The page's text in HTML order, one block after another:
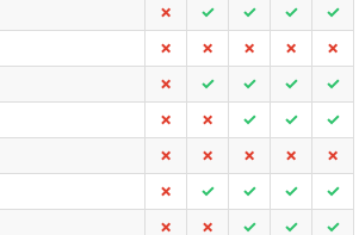
✗ ✓ ✓ ✓
✓
✗ ✗ ✗ ✗
✗
✗ ✓ ✓ ✓
✓
✗ ✗ ✓ ✓
✓
✗ ✗ ✗ ✗
✗
✗ ✓ ✓ ✓
✓
✗ ✗ ✓ ✓
✓